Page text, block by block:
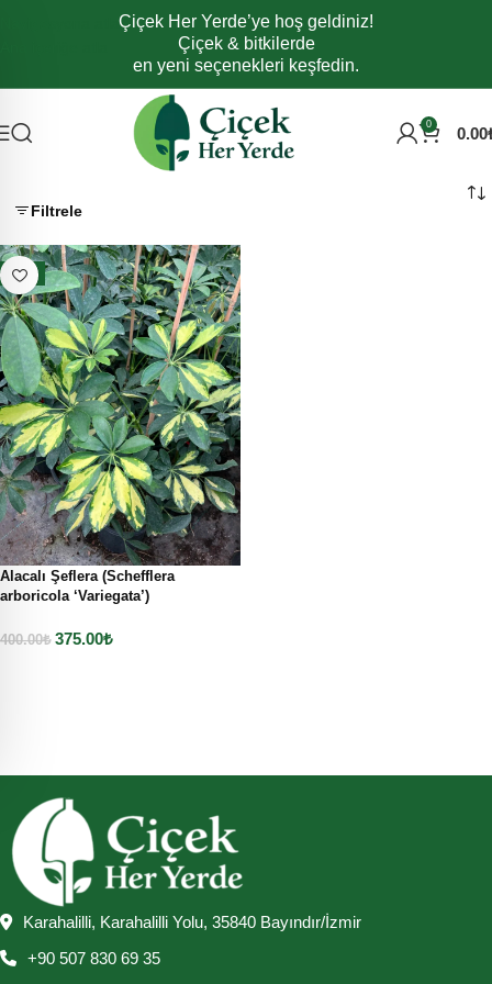
Navigasyona atlaÇiçek Her Yerde’ye hoş geldiniz!
Çiçek & bitkilerde
en yeni seçenekleri keşfedin.
0 0.00
Filtrele
- 6%
Alacalı Şeflera (Schefflera
arboricola ‘Variegata’)
400.00₺ 375.00₺
Karahalilli, Karahalilli Yolu, 35840 Bayındır/İzmir
+90 507 830 69 35